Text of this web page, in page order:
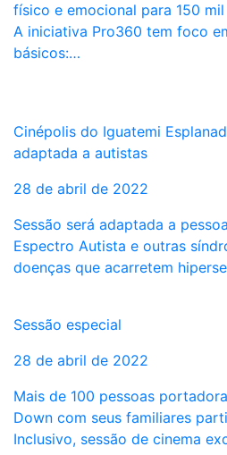
físico e emocional para 150
A iniciativa Pro360 tem foco
básicos:…
Cinépolis do Iguatemi
adaptada a autistas
28 de abril de 2022
Sessão será adaptada a
Espectro Autista e outras
doenças que acarretem
Sessão especial
28 de abril de 2022
Mais de 100 pessoas
Down com seus familiares
Inclusivo, sessão de cinema